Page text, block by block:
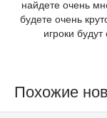
найдете очень
будете очень
игроки
Похожие